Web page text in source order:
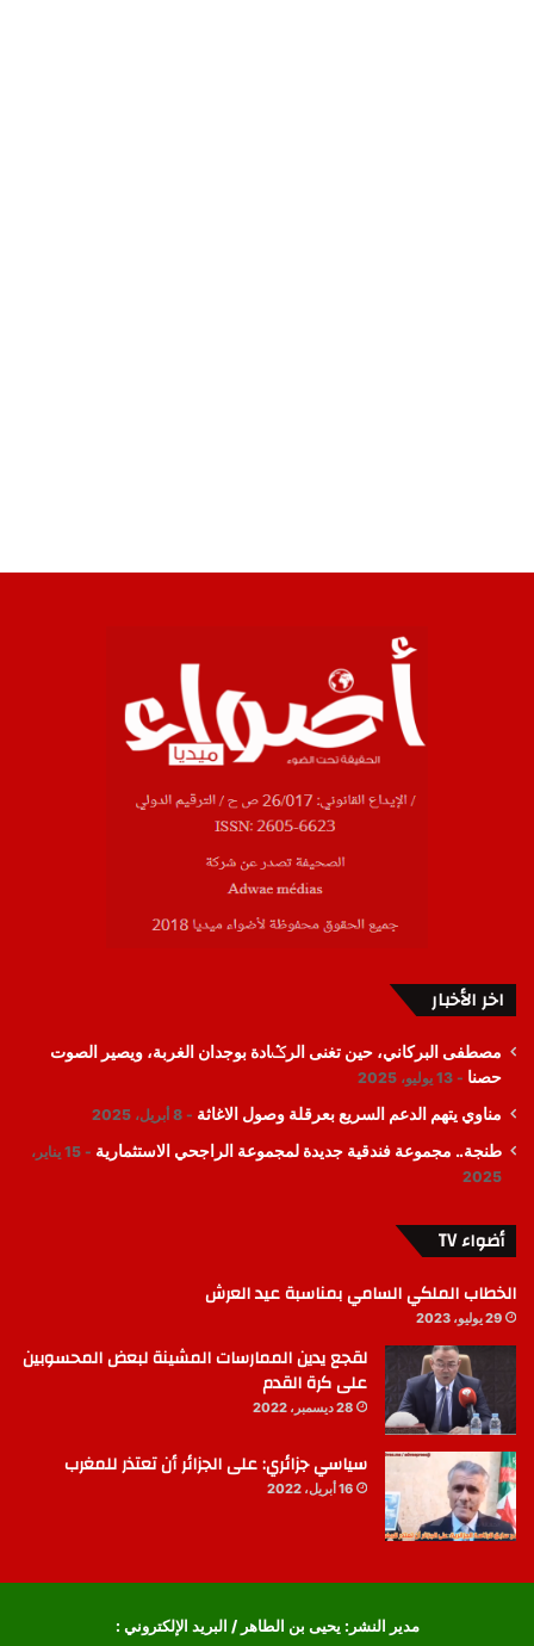
اخر الأخبار
مصطفى البركاني، حين تغنى الرݣادة بوجدان الغربة، ويصير الصوت
حصنا
13 يوليو، 2025
مناوي يتهم الدعم السريع بعرقلة وصول الاغاثة 8 أبريل، 2025
طنجة.. مجموعة فندقية جديدة لمجموعة الراجحي الاستثمارية
15 يناير،
2025
أضواء TV
الخطاب الملكي السامي بمناسبة عيد العرش
29 يوليو، 2023
لقجع يدين الممارسات المشينة لبعض المحسوبين
على كرة القدم
28 ديسمبر، 2022
سياسي جزائري: على الجزائر أن تعتذر للمغرب
16 أبريل، 2022
مدير النشر: يحيى بن الطاهر / البريد الإلكتروني :